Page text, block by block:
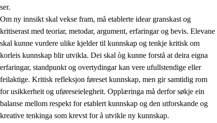
1.2 Identitet og kulturelt mangfald
1.3 Kritisk tenking og etisk bevisstheit
1.4 Skaparglede, engasjement og utforskartrong
1.5 Respekt for naturen og miljøbevisstheit
1.6 Demokrati og medverknad
ser.
Om ny innsikt skal vekse fram, må etablerte idear granskast og
kritiserast med teoriar, metodar, argument, erfaringar og bevis. Elevane
skal kunne vurdere ulike kjelder til kunnskap og tenkje kritisk om
korleis kunnskap blir utvikla. Dei skal òg kunne forstå at deira eigna
erfaringar, standpunkt og overtydingar kan vere ufullstendige eller
feilaktige. Kritisk refleksjon føreset kunnskap, men gir samtidig rom
for usikkerheit og uføreseielegheit. Opplæringa må derfor søkje ein
balanse mellom respekt for etablert kunnskap og den utforskande og
kreative tenkinga som krevst for å utvikle ny kunnskap.